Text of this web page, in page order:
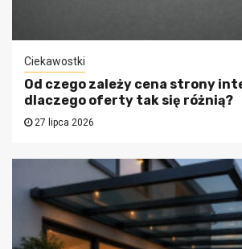
Ciekawostki
Od czego zależy cena strony
dlaczego oferty tak się różnią?
27 lipca 2026